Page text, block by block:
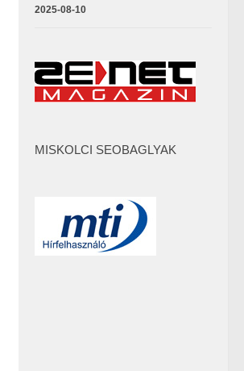
2025-08-10
MISKOLCI SEOBAGLYAK